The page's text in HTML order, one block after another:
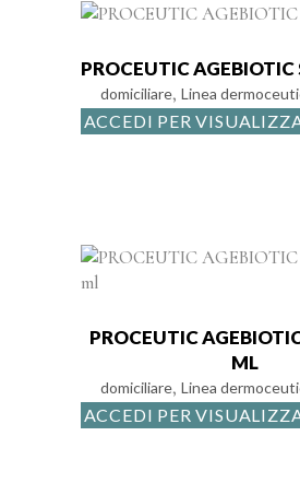
PROCEUTIC AGEBIOTIC
domiciliare, Linea
ACCEDI PER
PROCEUTIC
ML
domiciliare, Linea
ACCEDI PER